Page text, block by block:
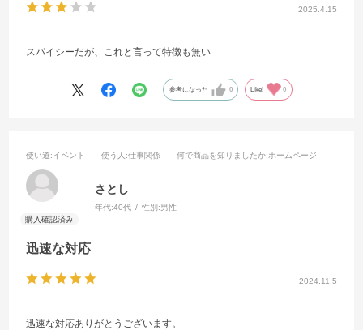
2025.4.15
スパイシーだが、これと言って特徴も無い
参考になった 0 Like! 0
2024.11.5
迅速な対応
使い道:イベント 使う人 :仕事関係 何で商品を知りましたか:ホームページ
さとし
年代:40代 性別:男性
迅速な対応ありがとうございます。